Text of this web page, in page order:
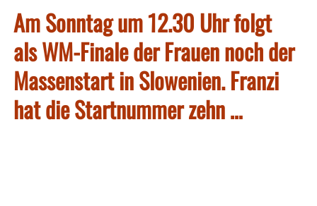
Am Sonntag um 12.30 Uhr folgt
als WM-Finale der Frauen noch der
Massenstart in Slowenien. Franzi
hat die Startnummer zehn …